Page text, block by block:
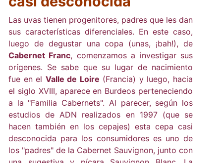
Las uvas tienen progenitores, padres que les dan
sus características diferenciales. En este caso,
luego de degustar una copa (unas, ¡bah!), de
Cabernet Franc, comenzamos a investigar sus
orígenes. Se sabe que su lugar de nacimiento
fue en el Valle de Loire (Francia) y luego, hacia
el siglo XVIII, aparece en Burdeos perteneciendo
a la "Familia Cabernets". Al parecer, según los
estudios de ADN realizados en 1997 (que se
hacen también en los cepajes) esta cepa casi
desconocida para los consumidores es uno de
los "padres" de la Cabernet Sauvignon, junto con